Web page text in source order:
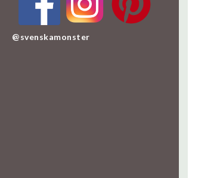
@svenskamonster